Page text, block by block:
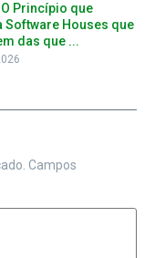
Princípio que
Software Houses que
das que ...
Campos